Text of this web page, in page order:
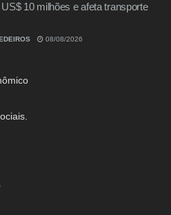
10 milhões e afeta transporte
08/08/2026